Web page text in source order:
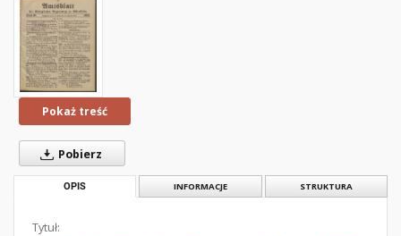
Pokaż treść
Pobierz
OPIS INFORMACJE STRUKTURA
Tytuł: